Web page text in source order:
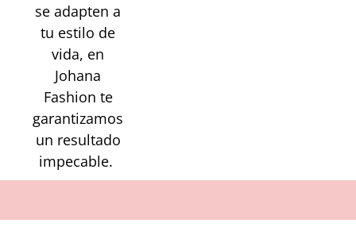
se adapten a
tu estilo de
vida, en
Johana
Fashion te
garantizamos
un resultado
impecable.